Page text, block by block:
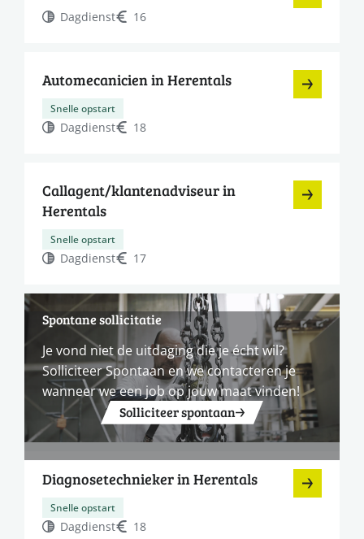
Dagdienst 16
Automecanicien in Herentals
Snelle opstart
Dagdienst 18
Callagent/klantenadviseur in
Herentals
Snelle opstart
Dagdienst 17
Spontane sollicitatie
Je vond niet de uitdaging die je écht wil?
Solliciteer Spontaan en we contacteren je
wanneer we een job op jouw maat vinden!
Solliciteer spontaan
Diagnosetechnieker in Herentals
Snelle opstart
Dagdienst 18